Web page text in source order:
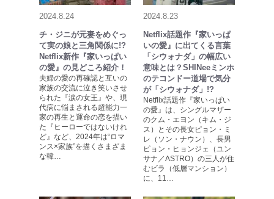
2024.8.24
チ・ジニが元妻をめぐっ
て実の娘と三角関係に!?
Netflix新作『家いっぱい
の愛』の見どころ紹介！
夫婦の愛の再確認と互いの
家族の交流に泣き笑いさせ
られた『涙の女王』や、現
代病に悩まされる超能力一
家の再生と運命の恋を描い
た『ヒーローではないけれ
ど』など、2024年は“ロマ
ンス×家族”を描くさまざま
な韓…
2024.8.23
Netflix話題作『家いっぱ
いの愛』に出てくる言葉
「シウォナダ」の幅広い
意味とは？SHINeeミンホ
のテコンドー道場で気分
が「シウォナダ」!?
Netflix話題作『家いっぱい
の愛』は、シングルマザー
のクム・エヨン（キム・ジ
ス）とその長女ピョン・ミ
レ（ソン・ナウン）、長男
ピョン・ヒョンジェ（ユン
サナ／ASTRO）の三人が住
むビラ（低層マンション）
に、11…